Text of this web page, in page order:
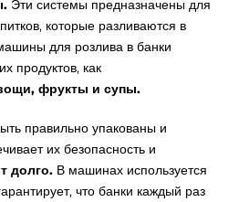
Эти системы предназначены для
которые разливаются в
для розлива в банки
продуктов, как
фрукты и супы.
правильно упакованы и
их безопасность и
долго. В машинах используется
что банки каждый раз